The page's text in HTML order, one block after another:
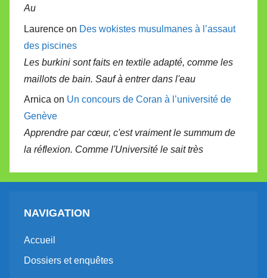
Au
Laurence on Des wokistes musulmanes à l’assaut
des piscines
Les burkini sont faits en textile adapté, comme les
maillots de bain. Sauf à entrer dans l'eau
Arnica on Un concours de Coran à l’université de
Genève
Apprendre par cœur, c'est vraiment le summum de
la réflexion. Comme l'Université le sait très
NAVIGATION
Accueil
Dossiers et enquêtes